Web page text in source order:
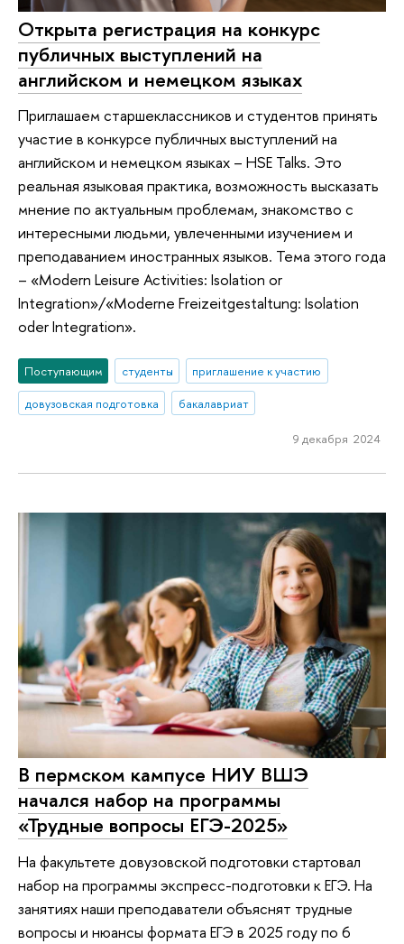
Открыта регистрация на конкурс
публичных выступлений на
английском и немецком языках
Приглашаем старшеклассников и студентов принять
участие в конкурсе публичных выступлений на
английском и немецком языках – HSE Talks. Это
реальная языковая практика, возможность высказать
мнение по актуальным проблемам, знакомство с
интересными людьми, увлеченными изучением и
преподаванием иностранных языков. Тема этого года
– «Modern Leisure Activities: Isolation or
Integration»/«Moderne Freizeitgestaltung: Isolation
oder Integration».
Поступающим студенты
приглашение к участию
довузовская подготовка
бакалавриат
9 декабря 2024
В пермском кампусе НИУ ВШЭ
начался набор на программы
«Трудные вопросы ЕГЭ-2025»
На факультете довузовской подготовки стартовал
набор на программы экспресс-подготовки к ЕГЭ. На
занятиях наши преподаватели объяснят трудные
вопросы и нюансы формата ЕГЭ в 2025 году по 6